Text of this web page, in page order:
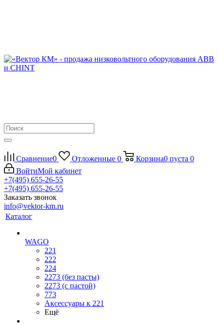
Сравнение0 Отложенные 0 Корзина0 пуста 0
ВойтиМой кабинет
+7(495) 655-26-55
+7(495) 655-26-55
Заказать звонок
info@vektor-km.ru
Каталог
WAGO
221
222
224
2273 (без пасты)
2273 (с пастой)
773
Аксессуары к 221
Ещё